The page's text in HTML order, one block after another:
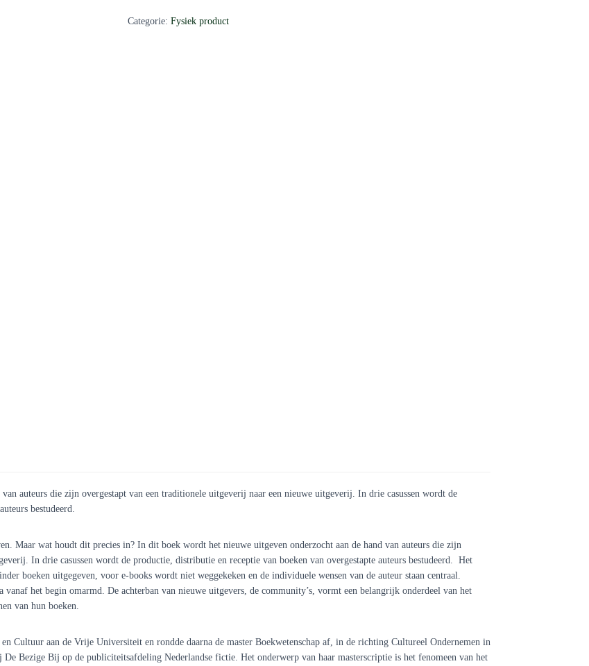
Categorie: Fysiek product
auteurs die zijn overgestapt van een traditionele uitgeverij naar een nieuwe uitgeverij. In drie casussen wordt de
bestudeerd.
Maar wat houdt dit precies in? In dit boek wordt het nieuwe uitgeven onderzocht aan de hand van auteurs die zijn
In drie casussen wordt de productie, distributie en receptie van boeken van overgestapte auteurs bestudeerd. Het
boeken uitgegeven, voor e-books wordt niet weggekeken en de individuele wensen van de auteur staan centraal.
vanaf het begin omarmd. De achterban van nieuwe uitgevers, de community’s, vormt een belangrijk onderdeel van het
van hun boeken.
en Cultuur aan de Vrije Universiteit en rondde daarna de master Boekwetenschap af, in de richting Cultureel Ondernemen in
Bezige Bij op de publiciteitsafdeling Nederlandse fictie. Het onderwerp van haar masterscriptie is het fenomeen van het